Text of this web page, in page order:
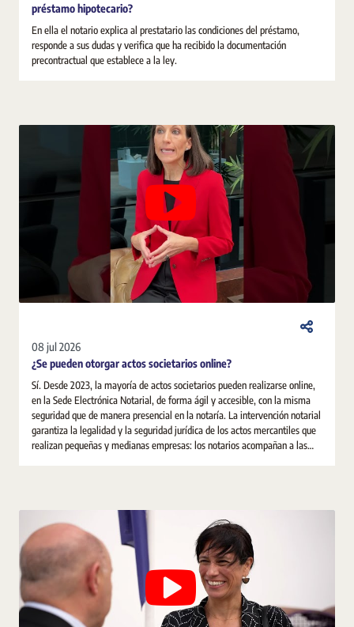
préstamo hipotecario?
En ella el notario explica al prestatario las condiciones del préstamo,
responde a sus dudas y verifica que ha recibido la documentación
precontractual que establece a la ley.
08 jul 2026
¿Se pueden otorgar actos societarios online?
Sí. Desde 2023, la mayoría de actos societarios pueden realizarse online,
en la Sede Electrónica Notarial, de forma ágil y accesible, con la misma
seguridad que de manera presencial en la notaría. La intervención notarial
garantiza la legalidad y la seguridad jurídica de los actos mercantiles que
realizan pequeñas y medianas empresas: los notarios acompañan a las